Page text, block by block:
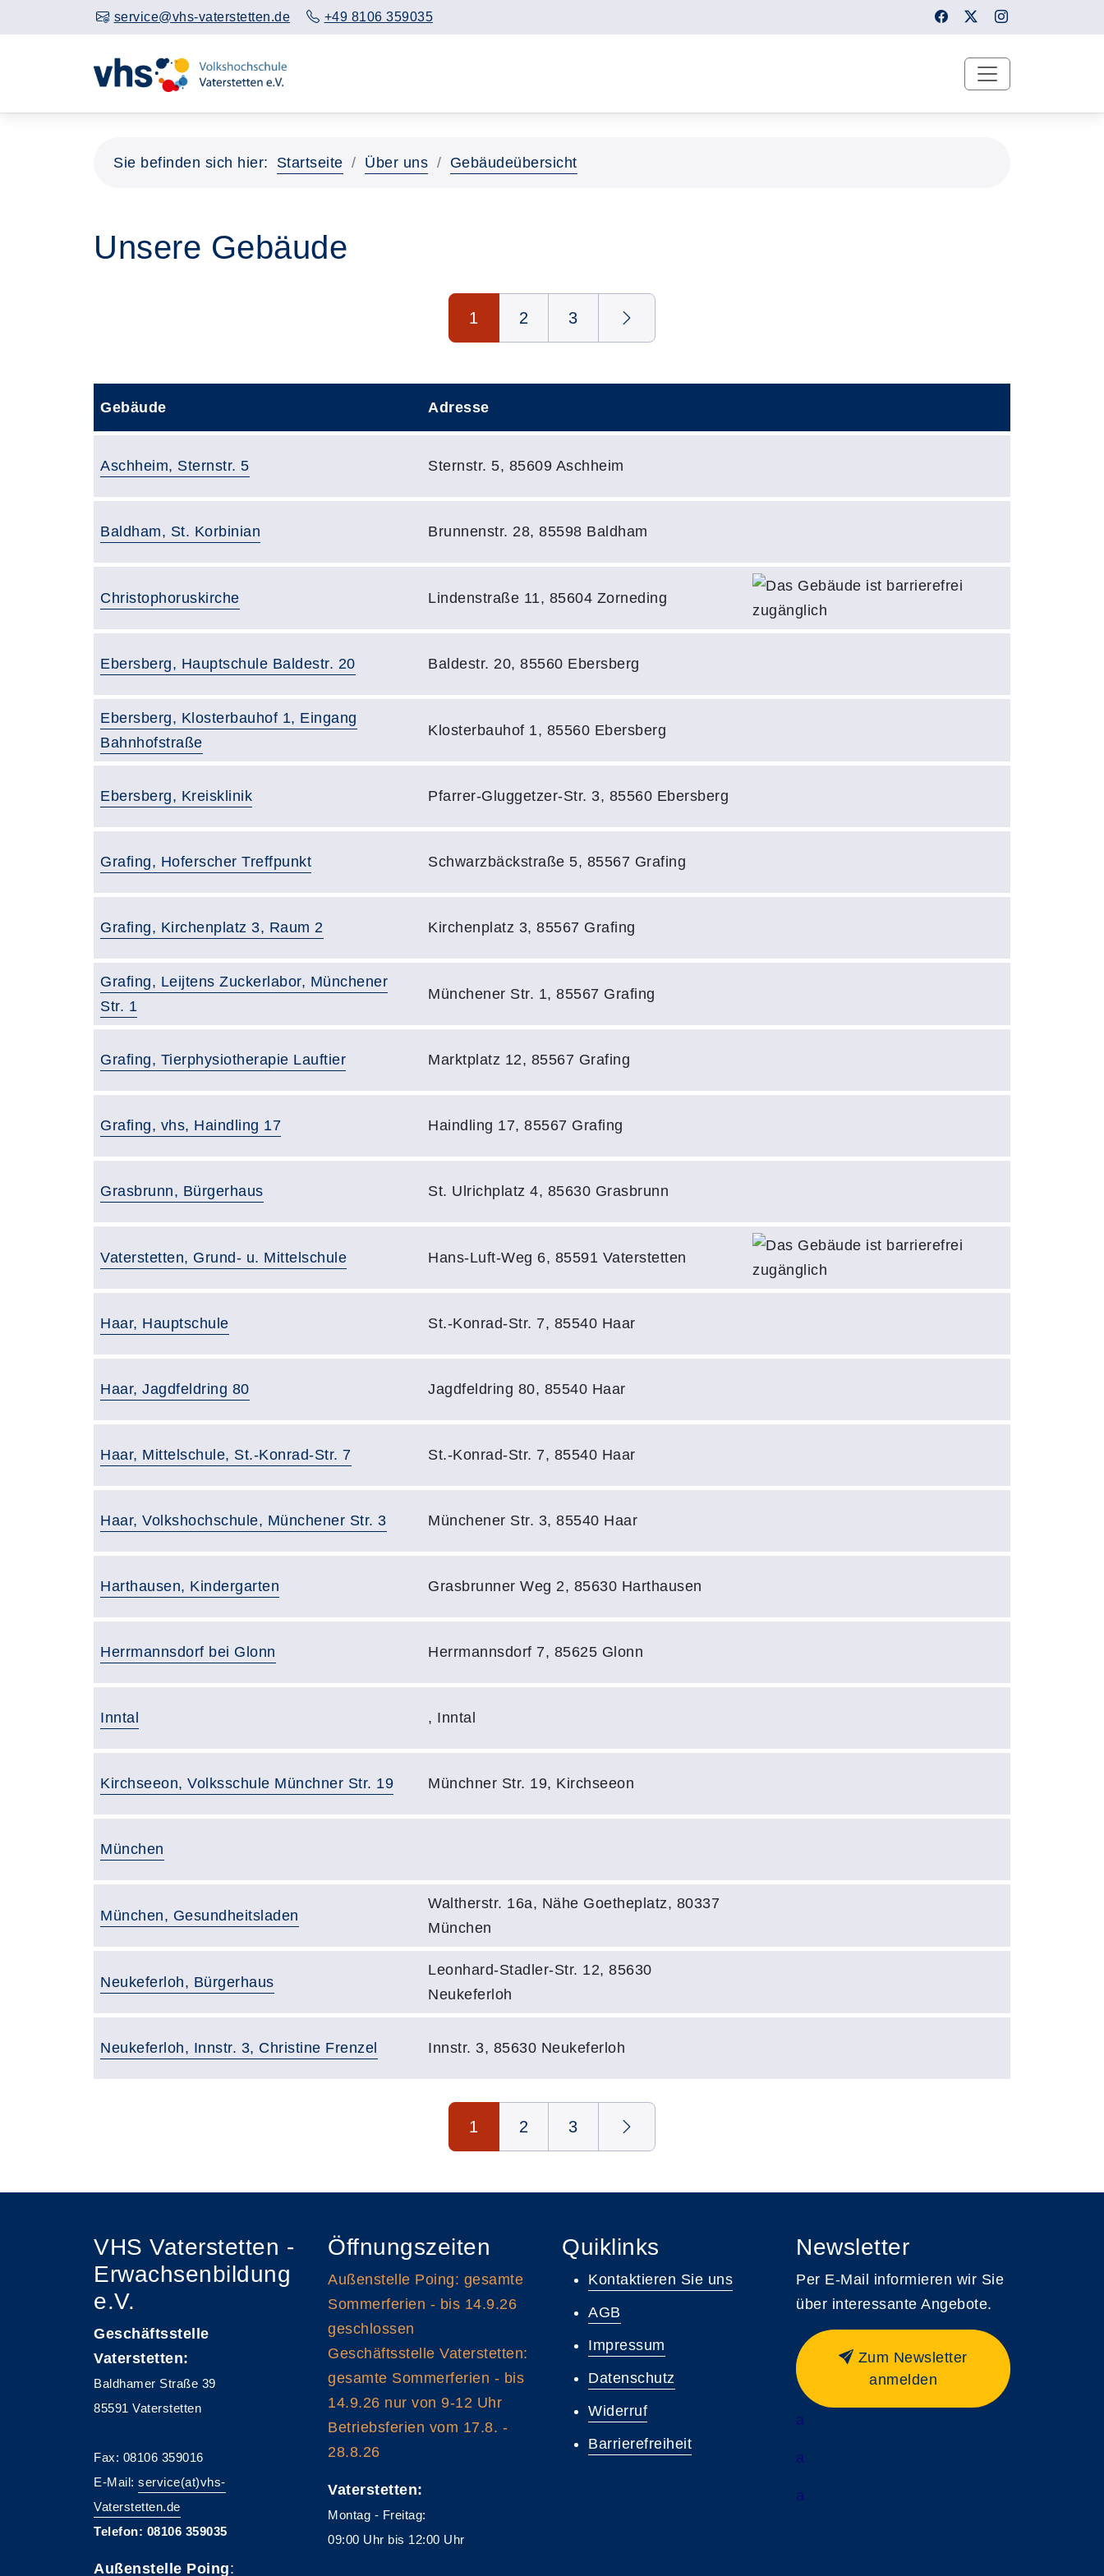
service@vhs-vaterstetten.de +49 8106 359035
Sie befinden sich hier: Startseite Über uns Gebäudeübersicht
Unsere Gebäude
1 2 3
Gebäude Adresse
Gebäude:
Aschheim, Sternstr. 5 Adresse:
Sternstr. 5, 85609 Aschheim
Gebäude:
Baldham, St. Korbinian Adresse:
Brunnenstr. 28, 85598 Baldham
Gebäude:
Christophoruskirche Adresse:
Lindenstraße 11, 85604 Zorneding
Gebäude:
Ebersberg, Hauptschule Baldestr. 20 Adresse:
Baldestr. 20, 85560 Ebersberg
Gebäude:
Ebersberg, Klosterbauhof 1, Eingang
Bahnhofstraße
Adresse:
Klosterbauhof 1, 85560 Ebersberg
Gebäude:
Ebersberg, Kreisklinik Adresse:
Pfarrer-Gluggetzer-Str. 3, 85560 Ebersberg
Gebäude:
Grafing, Hoferscher Treffpunkt Adresse:
Schwarzbäckstraße 5, 85567 Grafing
Gebäude:
Grafing, Kirchenplatz 3, Raum 2 Adresse:
Kirchenplatz 3, 85567 Grafing
Gebäude:
Grafing, Leijtens Zuckerlabor, Münchener
Str. 1
Adresse:
Münchener Str. 1, 85567 Grafing
Gebäude:
Grafing, Tierphysiotherapie Lauftier Adresse:
Marktplatz 12, 85567 Grafing
Gebäude:
Grafing, vhs, Haindling 17 Adresse:
Haindling 17, 85567 Grafing
Gebäude:
Grasbrunn, Bürgerhaus Adresse:
St. Ulrichplatz 4, 85630 Grasbrunn
Gebäude:
Vaterstetten, Grund- u. Mittelschule Adresse:
Hans-Luft-Weg 6, 85591 Vaterstetten
Gebäude:
Haar, Hauptschule Adresse:
St.-Konrad-Str. 7, 85540 Haar
Gebäude:
Haar, Jagdfeldring 80 Adresse:
Jagdfeldring 80, 85540 Haar
Gebäude:
Haar, Mittelschule, St.-Konrad-Str. 7 Adresse:
St.-Konrad-Str. 7, 85540 Haar
Gebäude:
Haar, Volkshochschule, Münchener Str. 3 Adresse:
Münchener Str. 3, 85540 Haar
Gebäude:
Harthausen, Kindergarten Adresse:
Grasbrunner Weg 2, 85630 Harthausen
Gebäude:
Herrmannsdorf bei Glonn Adresse:
Herrmannsdorf 7, 85625 Glonn
Gebäude:
Inntal Adresse:
, Inntal
Gebäude:
Kirchseeon, Volksschule Münchner Str. 19 Adresse:
Münchner Str. 19, Kirchseeon
Gebäude:
München
Gebäude:
München, Gesundheitsladen
Adresse:
Waltherstr. 16a, Nähe Goetheplatz, 80337
München
Gebäude:
Neukeferloh, Bürgerhaus
Adresse:
Leonhard-Stadler-Str. 12, 85630
Neukeferloh
Gebäude:
Neukeferloh, Innstr. 3, Christine Frenzel Adresse:
Innstr. 3, 85630 Neukeferloh
1 2 3
VHS Vaterstetten -
Erwachsenbildung
e.V.
Geschäftsstelle
Vaterstetten:
Baldhamer Straße 39
85591 Vaterstetten
Fax: 08106 359016
E-Mail: service(at)vhs-
Vaterstetten.de
Telefon: 08106 359035
Außenstelle Poing:
Öffnungszeiten
Außenstelle Poing: gesamte
Sommerferien - bis 14.9.26
geschlossen
Geschäftsstelle Vaterstetten:
gesamte Sommerferien - bis
14.9.26 nur von 9-12 Uhr
Betriebsferien vom 17.8. -
28.8.26
Vaterstetten:
Montag - Freitag:
09:00 Uhr bis 12:00 Uhr
Quiklinks
Kontaktieren Sie uns
AGB
Impressum
Datenschutz
Widerruf
Barrierefreiheit
Newsletter
Per E-Mail informieren wir Sie
über interessante Angebote.
Zum Newsletter
anmelden
a
a
a